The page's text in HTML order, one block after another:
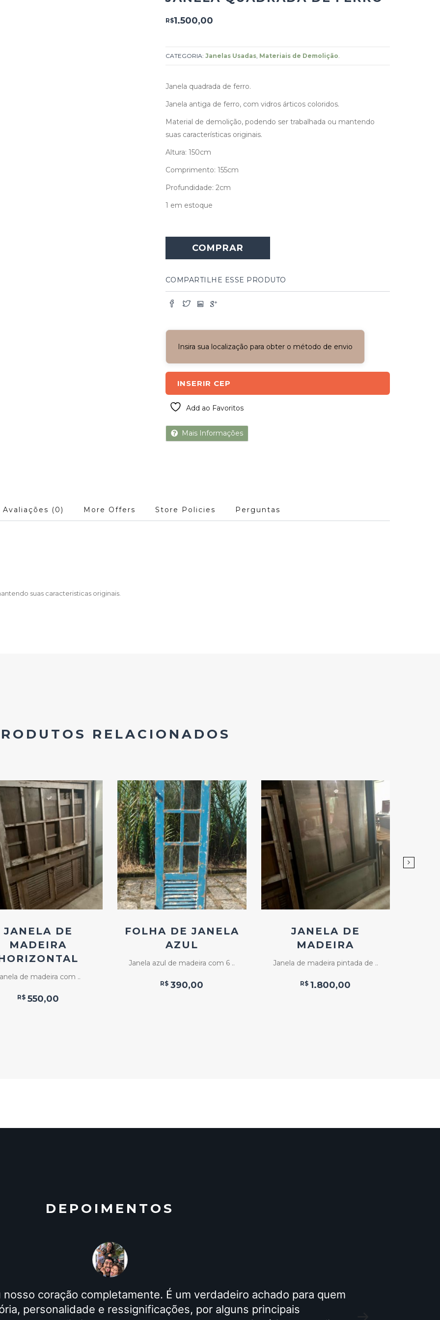
R$1.500,00
CATEGORIA: Janelas Usadas, Materiais de Demolição.
Janela quadrada de ferro.
Janela antiga de ferro, com vidros árticos coloridos.
Material de demolição, podendo ser trabalhada ou mantendo
suas características originais.
Altura: 150cm
Comprimento: 155cm
Profundidade: 2cm
1 em estoque
Ferro
COMPRAR
COMPARTILHE ESSE PRODUTO
Insira sua localização para obter o método de envio
INSERIR CEP
Add ao Favoritos
Mais Informações
Avaliações (0) More Offers Store Policies Perguntas
suas caracteristicas originais.
RELACIONADOS
Add
ao
Favoritos
JANELA DE
MADEIRA
de madeira com ..
R$ 550,00
Add
ao
Favoritos
FOLHA DE JANELA
AZUL
Janela azul de madeira com 6 ..
R$ 390,00
Add
ao
Favoritos
JANELA DE
MADEIRA
Janela de madeira pintada de ..
R$ 1.800,00
DEPOIMENTOS
nosso coração completamente. É um verdadeiro achado para quem
personalidade e ressignificações, por alguns principais